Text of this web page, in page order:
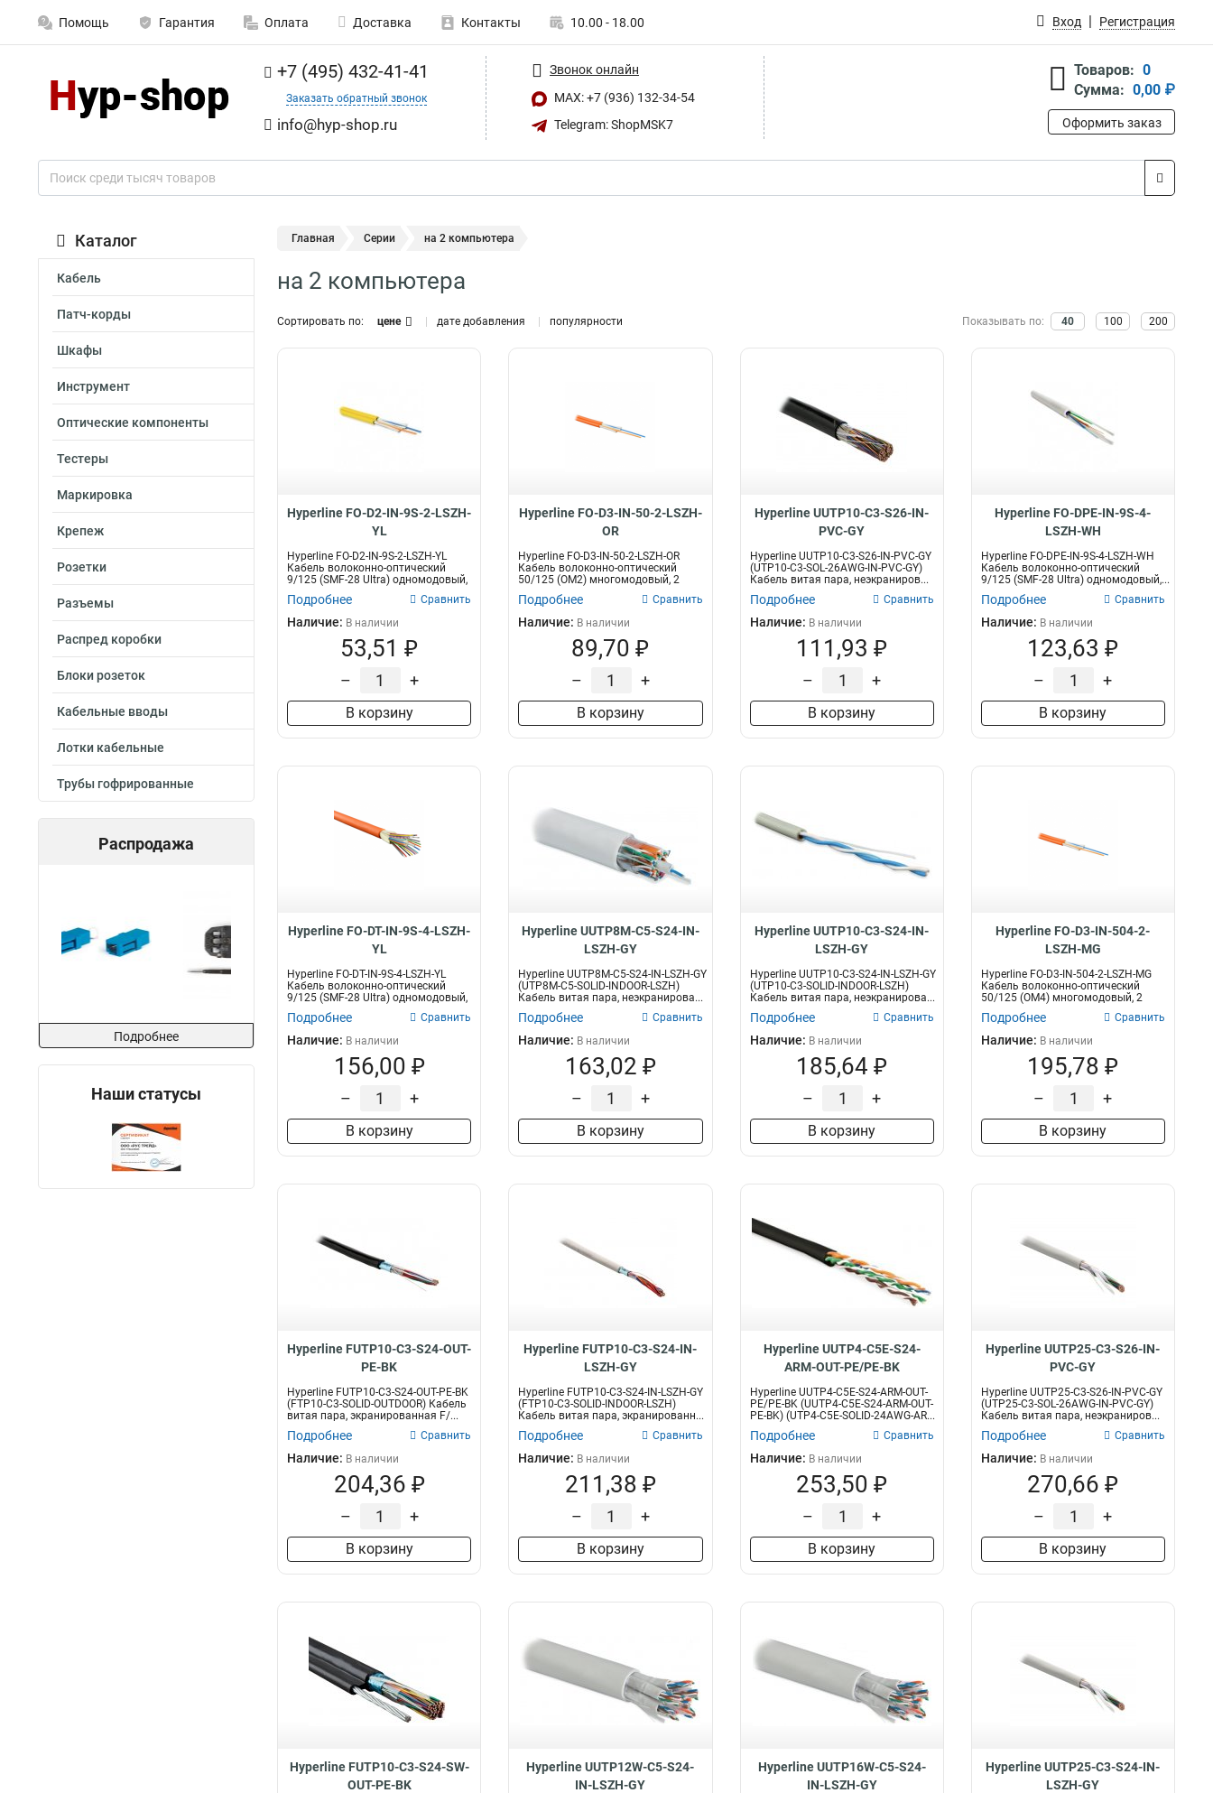
Помощь Гарантия Оплата Доставка Контакты 10.00 - 18.00 Вход Регистрация
+7 (495) 432-41-41
Заказать обратный звонок
info@hyp-shop.ru
Звонок онлайн
MAX: +7 (936) 132-34-54
Telegram: ShopMSK7
Товаров: 0
Сумма: 0,00 ₽
Оформить заказ
Каталог
Кабель
Патч-корды
Шкафы
Инструмент
Оптические компоненты
Тестеры
Маркировка
Крепеж
Розетки
Разъемы
Распред коробки
Блоки розеток
Кабельные вводы
Лотки кабельные
Трубы гофрированные
Распродажа
Подробнее
Наши статусы
Главная Серии на 2 компьютера
на 2 компьютера
Сортировать по: цене дате добавления популярности Показывать по: 40 100 200
Hyperline FO-D2-IN-9S-2-LSZH-
YL
Hyperline FO-D2-IN-9S-2-LSZH-YL
Кабель волоконно-оптический
9/125 (SMF-28 Ultra) одномодовый,
Подробнее Сравнить
Наличие: В наличии
53,51 ₽
– +
В корзину
Hyperline FO-D3-IN-50-2-LSZH-
OR
Hyperline FO-D3-IN-50-2-LSZH-OR
Кабель волоконно-оптический
50/125 (OM2) многомодовый, 2
волокн...
Подробнее Сравнить
Наличие: В наличии
89,70 ₽
– +
В корзину
Hyperline UUTP10-C3-S26-IN-
PVC-GY
Hyperline UUTP10-C3-S26-IN-PVC-GY
(UTP10-C3-SOL-26AWG-IN-PVC-GY)
Кабель витая пара, неэкраниров...
Подробнее Сравнить
Наличие: В наличии
111,93 ₽
– +
В корзину
Hyperline FO-DPE-IN-9S-4-
LSZH-WH
Hyperline FO-DPE-IN-9S-4-LSZH-WH
Кабель волоконно-оптический
9/125 (SMF-28 Ultra) одномодовый,...
Подробнее Сравнить
Наличие: В наличии
123,63 ₽
– +
В корзину
Hyperline FO-DT-IN-9S-4-LSZH-
YL
Hyperline FO-DT-IN-9S-4-LSZH-YL
Кабель волоконно-оптический
9/125 (SMF-28 Ultra) одномодовый,
Подробнее Сравнить
Наличие: В наличии
156,00 ₽
– +
В корзину
Hyperline UUTP8M-C5-S24-IN-
LSZH-GY
Hyperline UUTP8M-C5-S24-IN-LSZH-GY
(UTP8M-C5-SOLID-INDOOR-LSZH)
Кабель витая пара, неэкранирова...
Подробнее Сравнить
Наличие: В наличии
163,02 ₽
– +
В корзину
Hyperline UUTP10-C3-S24-IN-
LSZH-GY
Hyperline UUTP10-C3-S24-IN-LSZH-GY
(UTP10-C3-SOLID-INDOOR-LSZH)
Кабель витая пара, неэкранирова...
Подробнее Сравнить
Наличие: В наличии
185,64 ₽
– +
В корзину
Hyperline FO-D3-IN-504-2-
LSZH-MG
Hyperline FO-D3-IN-504-2-LSZH-MG
Кабель волоконно-оптический
50/125 (OM4) многомодовый, 2
Подробнее Сравнить
Наличие: В наличии
195,78 ₽
– +
В корзину
Hyperline FUTP10-C3-S24-OUT-
PE-BK
Hyperline FUTP10-C3-S24-OUT-PE-BK
(FTP10-C3-SOLID-OUTDOOR) Кабель
витая пара, экранированная F/...
Подробнее Сравнить
Наличие: В наличии
204,36 ₽
– +
В корзину
Hyperline FUTP10-C3-S24-IN-
LSZH-GY
Hyperline FUTP10-C3-S24-IN-LSZH-GY
(FTP10-C3-SOLID-INDOOR-LSZH)
Кабель витая пара, экранированн...
Подробнее Сравнить
Наличие: В наличии
211,38 ₽
– +
В корзину
Hyperline UUTP4-C5E-S24-
ARM-OUT-PE/PE-BK
Hyperline UUTP4-C5E-S24-ARM-OUT-
PE/PE-BK (UUTP4-C5E-S24-ARM-OUT-
PE-BK) (UTP4-C5E-SOLID-24AWG-AR...
Подробнее Сравнить
Наличие: В наличии
253,50 ₽
– +
В корзину
Hyperline UUTP25-C3-S26-IN-
PVC-GY
Hyperline UUTP25-C3-S26-IN-PVC-GY
(UTP25-C3-SOL-26AWG-IN-PVC-GY)
Кабель витая пара, неэкраниров...
Подробнее Сравнить
Наличие: В наличии
270,66 ₽
– +
В корзину
Hyperline FUTP10-C3-S24-SW-
OUT-PE-BK
Hyperline UUTP12W-C5-S24-
IN-LSZH-GY
Hyperline UUTP16W-C5-S24-
IN-LSZH-GY
Hyperline UUTP25-C3-S24-IN-
LSZH-GY